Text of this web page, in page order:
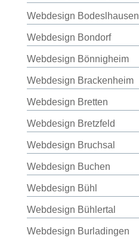
Webdesign Bodeslhausen
Webdesign Bondorf
Webdesign Bönnigheim
Webdesign Brackenheim
Webdesign Bretten
Webdesign Bretzfeld
Webdesign Bruchsal
Webdesign Buchen
Webdesign Bühl
Webdesign Bühlertal
Webdesign Burladingen